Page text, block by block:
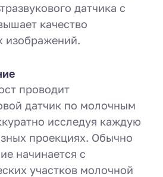
датчика с
качество
изображений.
проводит
датчик по молочным
исследуя каждую
проекциях. Обычно
начинается с
участков молочной